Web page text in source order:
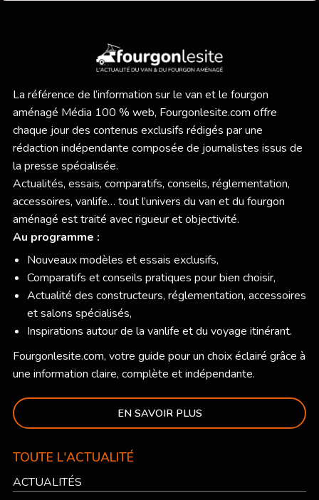
La référence de l’information sur le van et le fourgon
aménagé Média 100 % web, Fourgonlesite.com offre
chaque jour des contenus exclusifs rédigés par une
rédaction indépendante composée de journalistes issus de
la presse spécialisée.
Actualités, essais, comparatifs, conseils, réglementation,
accessoires, vanlife… tout l’univers du van et du fourgon
aménagé est traité avec rigueur et objectivité.
Au programme :
Nouveaux modèles et essais exclusifs,
Comparatifs et conseils pratiques pour bien choisir,
Actualité des constructeurs, réglementation, accessoires
et salons spécialisés,
Inspirations autour de la vanlife et du voyage itinérant.
Fourgonlesite.com, votre guide pour un choix éclairé grâce à
une information claire, complète et indépendante.
EN SAVOIR PLUS
TOUTE L'ACTUALITÉ
ACTUALITÉS